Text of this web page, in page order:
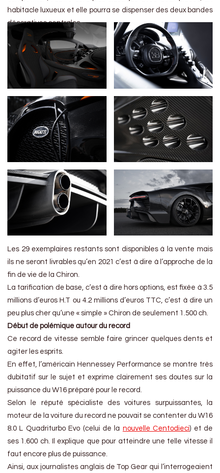
habitacle luxueux et elle pourra se dispenser des deux bandes
décoratives centrales.
Les 29 exemplaires restants sont disponibles à la vente mais
ils ne seront livrables qu’en 2021 c’est à dire à l’approche de la
fin de vie de la Chiron.
La tarification de base, c’est à dire hors options, est fixée à 3.5
millions d’euros H.T ou 4.2 millions d’euros TTC, c’est à dire un
peu plus cher qu’une « simple » Chiron de seulement 1.500 ch.
Début de polémique autour du record
Ce record de vitesse semble faire grincer quelques dents et
agiter les esprits.
En effet, l’américain Hennessey Performance se montre très
dubitatif sur le sujet et exprime clairement ses doutes sur la
puissance du W16 préparé pour le record.
Selon le réputé spécialiste des voitures surpuissantes, la
moteur de la voiture du record ne pouvait se contenter du W16
8.0 L Quadriturbo Evo (celui de la nouvelle Centodieci) et de
ses 1.600 ch. Il explique que pour atteindre une telle vitesse il
faut encore plus de puissance.
Ainsi, aux journalistes anglais de Top Gear qui l’interrogeaient